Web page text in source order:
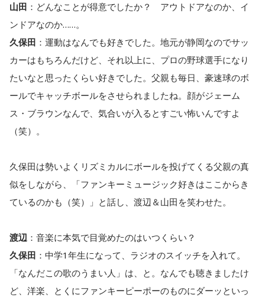
山田 ：どんなことが得意でしたか？ アウトドアなのか、イ
ンドアなのか……。
久保田 ：運動はなんでも好きでした。地元が静岡なのでサッ
カーはもちろんだけど、それ以上に、プロの野球選手になり
たいなと思ったくらい好きでした。父親も毎日、豪速球のボ
ールでキャッチボールをさせられましたね。顔がジェーム
ス・ブラウンなんで、気合いが入るとすごい怖いんですよ
（笑）。
久保田は勢いよくリズミカルにボールを投げてくる父親の真
似をしながら、「ファンキーミュージック好きはここからき
ているのかも（笑）」と話し、渡辺＆山田を笑わせた。
渡辺 ：音楽に本気で目覚めたのはいつくらい？
久保田 ：中学1年生になって、ラジオのスイッチを入れて。
「なんだこの歌のうまい人」は、と。なんでも聴きましたけ
ど、洋楽、とくにファンキーピーポーのものにダーッといっ